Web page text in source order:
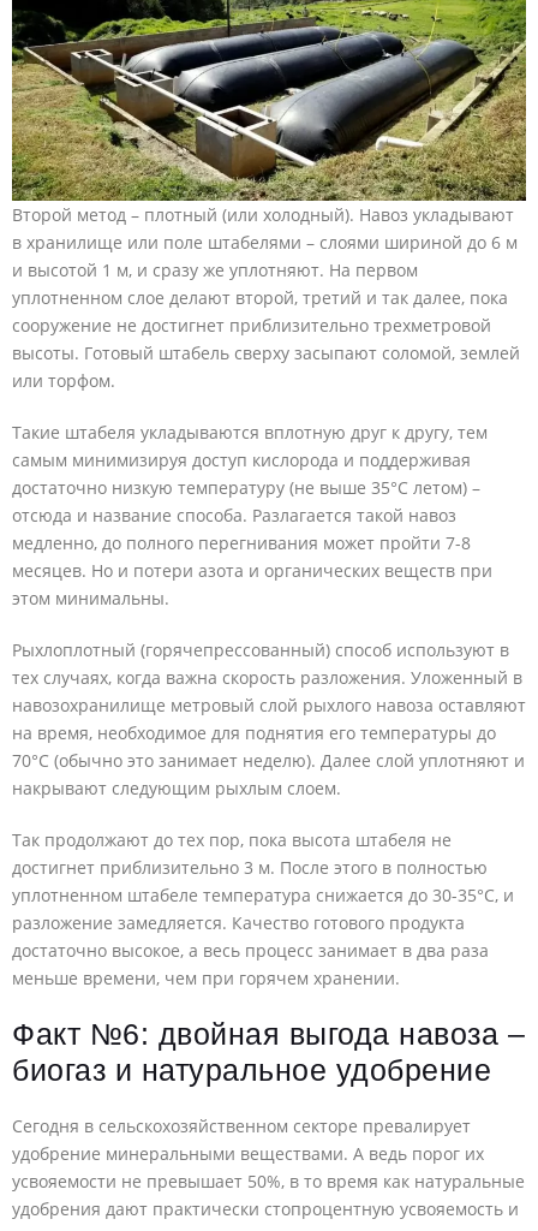
Второй метод – плотный (или холодный). Навоз укладывают
в хранилище или поле штабелями – слоями шириной до 6 м
и высотой 1 м, и сразу же уплотняют. На первом
уплотненном слое делают второй, третий и так далее, пока
сооружение не достигнет приблизительно трехметровой
высоты. Готовый штабель сверху засыпают соломой, землей
или торфом.
Такие штабеля укладываются вплотную друг к другу, тем
самым минимизируя доступ кислорода и поддерживая
достаточно низкую температуру (не выше 35°С летом) –
отсюда и название способа. Разлагается такой навоз
медленно, до полного перегнивания может пройти 7-8
месяцев. Но и потери азота и органических веществ при
этом минимальны.
Рыхлоплотный (горячепрессованный) способ используют в
тех случаях, когда важна скорость разложения. Уложенный в
навозохранилище метровый слой рыхлого навоза оставляют
на время, необходимое для поднятия его температуры до
70°С (обычно это занимает неделю). Далее слой уплотняют и
накрывают следующим рыхлым слоем.
Так продолжают до тех пор, пока высота штабеля не
достигнет приблизительно 3 м. После этого в полностью
уплотненном штабеле температура снижается до 30-35°С, и
разложение замедляется. Качество готового продукта
достаточно высокое, а весь процесс занимает в два раза
меньше времени, чем при горячем хранении.
Факт №6: двойная выгода навоза –
биогаз и натуральное удобрение
Сегодня в сельскохозяйственном секторе превалирует
удобрение минеральными веществами. А ведь порог их
усвояемости не превышает 50%, в то время как натуральные
удобрения дают практически стопроцентную усвояемость и